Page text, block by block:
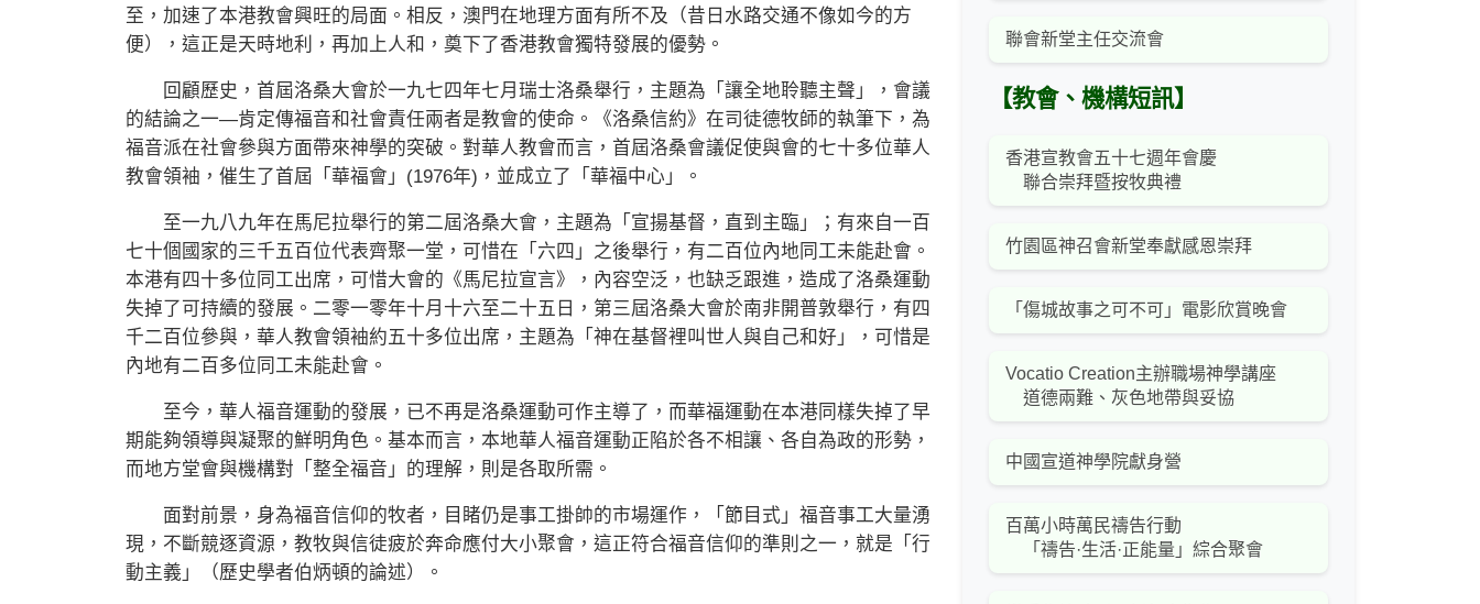
至，加速了本港教會興旺的局面。相反，澳門在地理方面有所不及（昔日水路交通不像如今的方
便），這正是天時地利，再加上人和，奠下了香港教會獨特發展的優勢。
回顧歷史，首屆洛桑大會於一九七四年七月瑞士洛桑舉行，主題為「讓全地聆聽主聲」，會議
的結論之一—肯定傳福音和社會責任兩者是教會的使命。《洛桑信約》在司徒德牧師的執筆下，為
福音派在社會參與方面帶來神學的突破。對華人教會而言，首屆洛桑會議促使與會的七十多位華人
教會領袖，催生了首屆「華福會」(1976年)，並成立了「華福中心」。
至一九八九年在馬尼拉舉行的第二屆洛桑大會，主題為「宣揚基督，直到主臨」；有來自一百
七十個國家的三千五百位代表齊聚一堂，可惜在「六四」之後舉行，有二百位內地同工未能赴會。
本港有四十多位同工出席，可惜大會的《馬尼拉宣言》，內容空泛，也缺乏跟進，造成了洛桑運動
失掉了可持續的發展。二零一零年十月十六至二十五日，第三屆洛桑大會於南非開普敦舉行，有四
千二百位參與，華人教會領袖約五十多位出席，主題為「神在基督裡叫世人與自己和好」，可惜是
內地有二百多位同工未能赴會。
至今，華人福音運動的發展，已不再是洛桑運動可作主導了，而華福運動在本港同樣失掉了早
期能夠領導與凝聚的鮮明角色。基本而言，本地華人福音運動正陷於各不相讓、各自為政的形勢，
而地方堂會與機構對「整全福音」的理解，則是各取所需。
面對前景，身為福音信仰的牧者，目睹仍是事工掛帥的市場運作，「節目式」福音事工大量湧
現，不斷競逐資源，教牧與信徒疲於奔命應付大小聚會，這正符合福音信仰的準則之一，就是「行
動主義」（歷史學者伯炳頓的論述）。
聯會新堂主任交流會
【教會、機構短訊】
香港宣教會五十七週年會慶
聯合崇拜暨按牧典禮
竹園區神召會新堂奉獻感恩崇拜
「傷城故事之可不可」電影欣賞晚會
Vocatio Creation主辦職場神學講座
道德兩難、灰色地帶與妥協
中國宣道神學院獻身營
百萬小時萬民禱告行動
「禱告·生活·正能量」綜合聚會